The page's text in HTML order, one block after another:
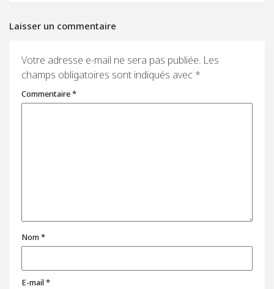
Laisser un commentaire
Votre adresse e-mail ne sera pas publiée. Les
champs obligatoires sont indiqués avec *
Commentaire*
Nom*
E-mail*